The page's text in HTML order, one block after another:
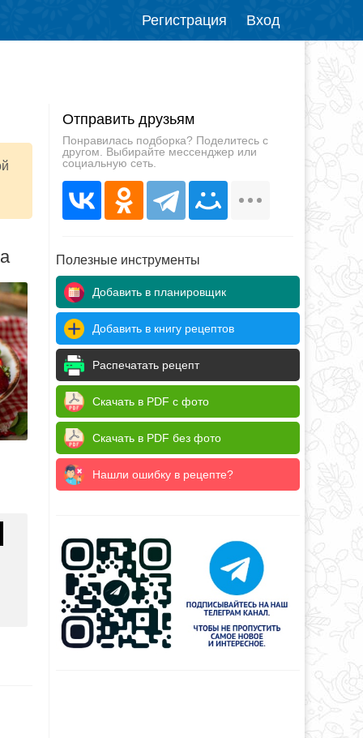
Регистрация Вход
Отправить друзьям
Понравилась подборка? Поделитесь с
другом. Выбирайте мессенджер или
социальную сеть.
Полезные инструменты
Добавить в планировщик
Добавить в книгу рецептов
Распечатать рецепт
Скачать в PDF с фото
Скачать в PDF без фото
Нашли ошибку в рецепте?